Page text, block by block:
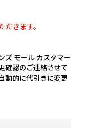
きます。
ズ モール カスタマー
確認のご連絡させて
動的に代引きに変更